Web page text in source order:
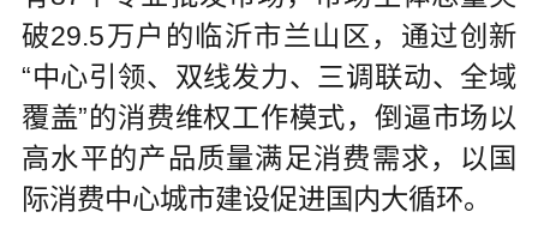
破29.5万户的临沂市兰山区，通过创新
“中心引领、双线发力、三调联动、全域
覆盖”的消费维权工作模式，倒逼市场以
高水平的产品质量满足消费需求，以国
际消费中心城市建设促进国内大循环。